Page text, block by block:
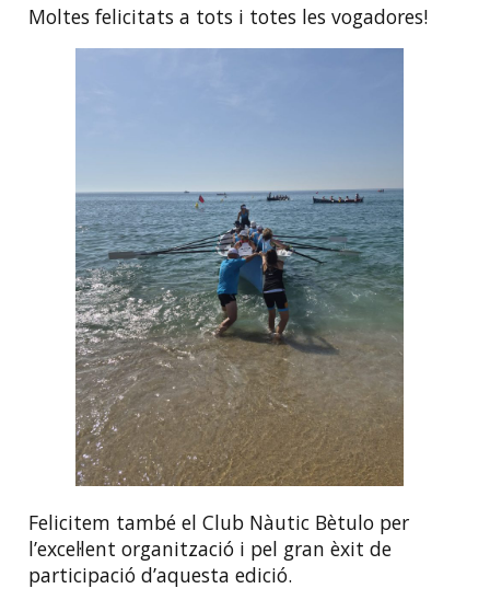
Moltes felicitats a tots i totes les vogadores!
Felicitem també el Club Nàutic Bètulo per
l’excel·lent organització i pel gran èxit de
participació d’aquesta edició.